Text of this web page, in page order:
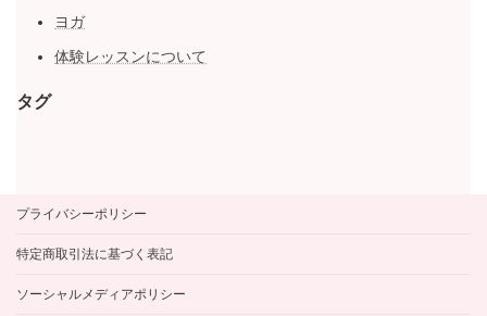
ヨガ
体験レッスンについて
タグ
プライバシーポリシー
特定商取引法に基づく表記
ソーシャルメディアポリシー